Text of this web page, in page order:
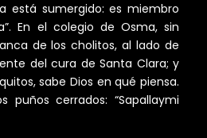
está sumergido: es miembro
En el colegio de Osma, sin
de los cholitos, al lado de
del cura de Santa Clara; y
sabe Dios en qué piensa.
cerrados: “Sapallaymi